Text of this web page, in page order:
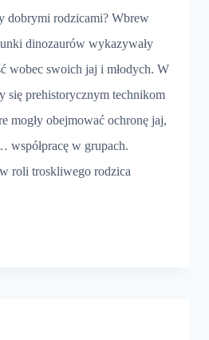
dobrymi rodzicami? Wbrew
dinozaurów wykazywały
wobec swoich jaj i młodych. W
się prehistorycznym technikom
mogły obejmować ochronę jaj,
współpracę w grupach.
roli troskliwego rodzica